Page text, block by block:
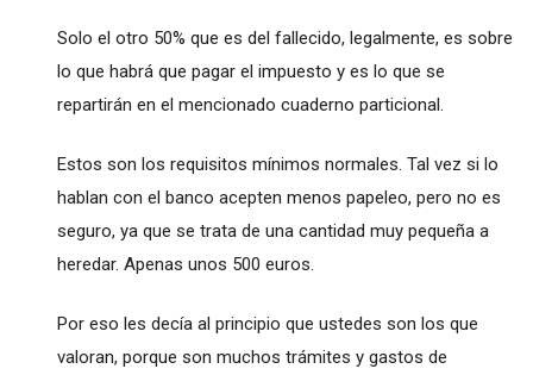
Solo el otro 50% que es del fallecido, legalmente, es sobre
lo que habrá que pagar el impuesto y es lo que se
repartirán en el mencionado cuaderno particional.
Estos son los requisitos mínimos normales. Tal vez si lo
hablan con el banco acepten menos papeleo, pero no es
seguro, ya que se trata de una cantidad muy pequeña a
heredar. Apenas unos 500 euros.
Por eso les decía al principio que ustedes son los que
valoran, porque son muchos trámites y gastos de